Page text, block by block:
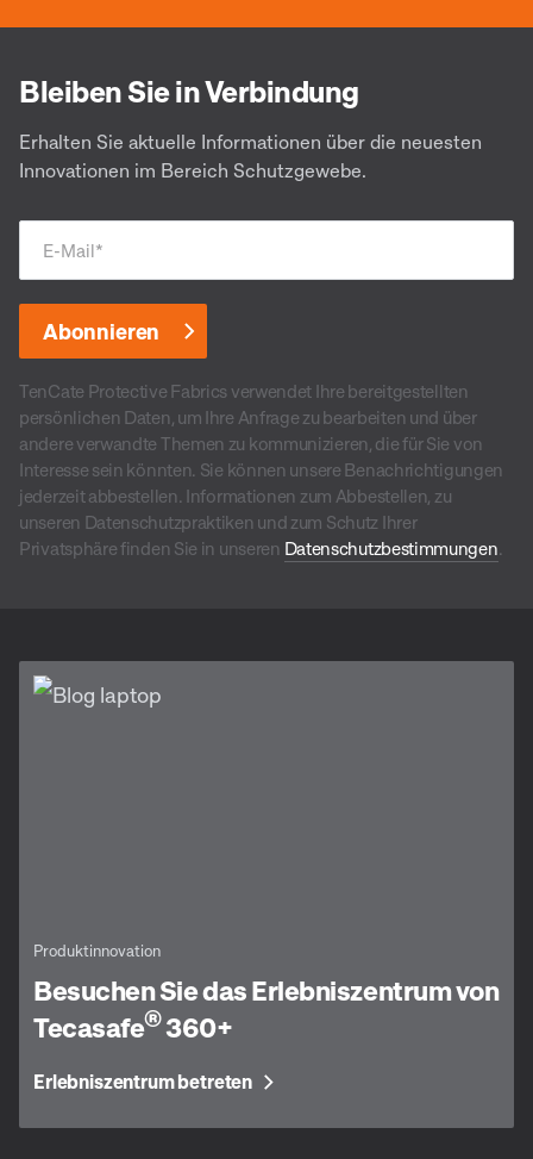
Bleiben Sie in Verbindung
Erhalten Sie aktuelle Informationen über die neuesten
Innovationen im Bereich Schutzgewebe.
E-Mail*
TenCate Protective Fabrics verwendet Ihre bereitgestellten
persönlichen Daten, um Ihre Anfrage zu bearbeiten und über
andere verwandte Themen zu kommunizieren, die für Sie von
Interesse sein könnten. Sie können unsere Benachrichtigungen
jederzeit abbestellen. Informationen zum Abbestellen, zu
unseren Datenschutzpraktiken und zum Schutz Ihrer
Privatsphäre finden Sie in unseren Datenschutzbestimmungen.
Produktinnovation
Besuchen Sie das Erlebniszentrum von
Tecasafe®360+
Erlebniszentrum betreten